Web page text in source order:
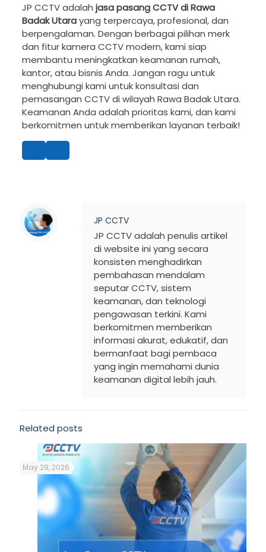
JP CCTV adalah jasa pasang CCTV di Rawa
Badak Utarayang terpercaya, profesional, dan
berpengalaman. Dengan berbagai pilihan merk
dan fitur kamera CCTV modern, kami siap
membantu meningkatkan keamanan rumah,
kantor, atau bisnis Anda. Jangan ragu untuk
menghubungi kami untuk konsultasi dan
pemasangan CCTV di wilayah Rawa Badak Utara.
Keamanan Anda adalah prioritas kami, dan kami
berkomitmen untuk memberikan layanan terbaik!
JP CCTV
JP CCTV adalah penulis artikel
di website ini yang secara
konsisten menghadirkan
pembahasan mendalam
seputar CCTV, sistem
keamanan, dan teknologi
pengawasan terkini. Kami
berkomitmen memberikan
informasi akurat, edukatif, dan
bermanfaat bagi pembaca
yang ingin memahami dunia
keamanan digital lebih jauh.
Related posts
May 29, 2026